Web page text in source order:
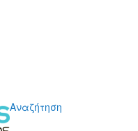
Αναζήτηση